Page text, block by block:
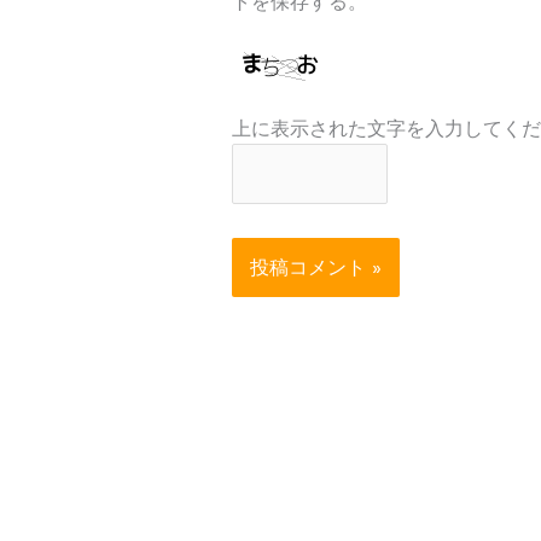
上に表示された文字を入力してく